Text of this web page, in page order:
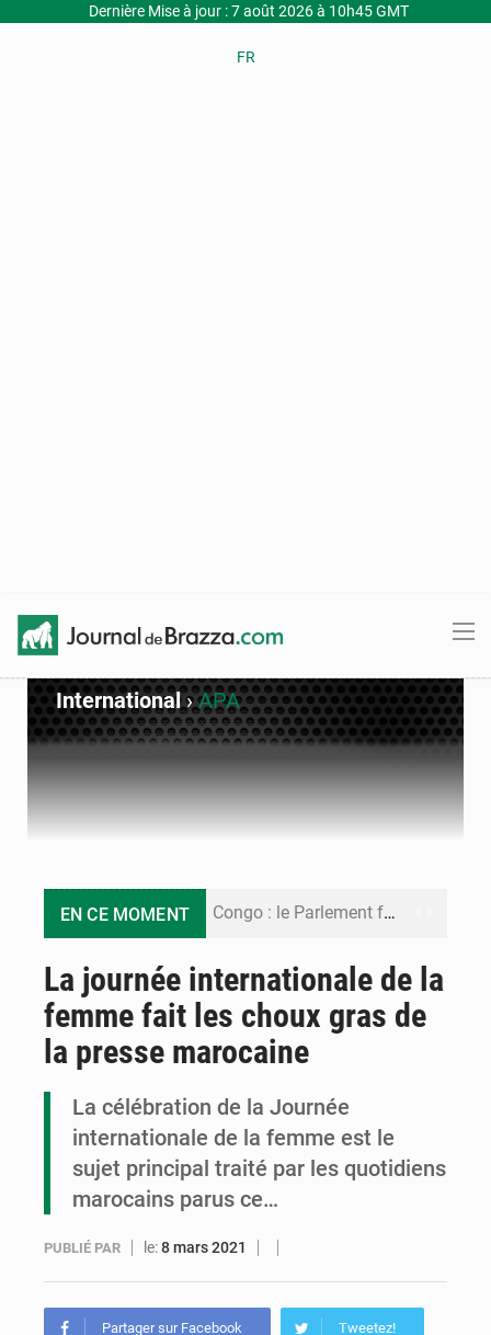
Dernière Mise à jour : 7 août 2026 à 10h45 GMT
FR
International›APA
EN CE MOMENT Congo : le Parlement formule 28 recommandations sur le Cadre budgétaire 2027-2029
Congo : Brazzaville se dote d’un plan d’action pour renforcer sa résilience climatique
Congo : la Grande foire agricole pour renforcer la souveraineté alimentaire
La journée internationale de la
femme fait les choux gras de
la presse marocaine
La célébration de la Journée
internationale de la femme est le
sujet principal traité par les quotidiens
marocains parus ce…
PUBLIÉ PAR le:8 mars 2021
Partager sur Facebook Tweetez!